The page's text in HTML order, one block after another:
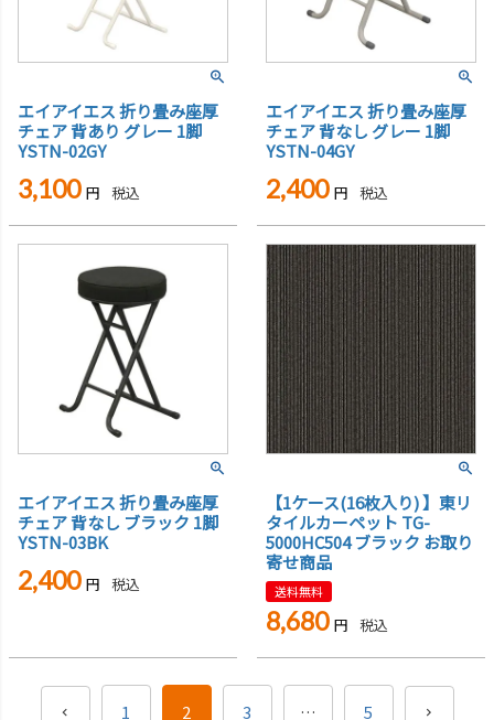
エイアイエス 折り畳み座厚
チェア 背あり グレー 1脚
YSTN-02GY
3,100 税込
エイアイエス 折り畳み座厚
チェア 背なし グレー 1脚
YSTN-04GY
2,400 税込
エイアイエス 折り畳み座厚
チェア 背なし ブラック 1脚
YSTN-03BK
2,400 税込
【1ケース(16枚入り) 】東リ
タイルカーペット TG-
5000HC504 ブラック お取り
寄せ商品
送料無料
8,680 税込
1 2 3 … 5